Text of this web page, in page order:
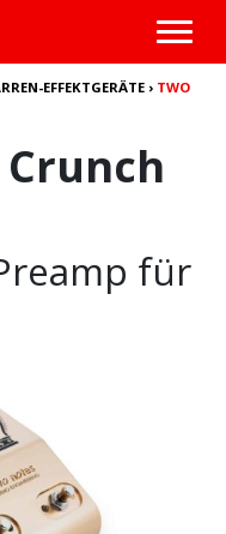
EFFEKTGERÄTE › TWO
für